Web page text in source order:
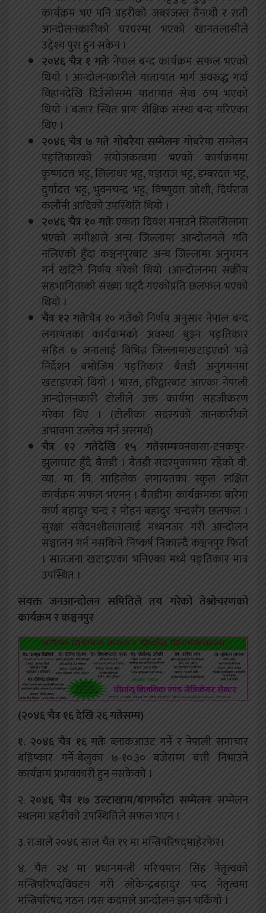
कार्यक्रम भए पनि प्रहरीको जबरजस्त तैनाथी र राती
आन्दोलनकारीको घरघरमा भएको खानतलासीले
उद्देश्य पुरा हुन सकेन ।
२०४६ चैत्र १ गतेःनेपाल बन्द कार्यक्रम सफल भएको
थियो । आन्दोलनकारीले यातायात मार्ग अवरुद्ध गर्दा
विहानदेखि दिउँसोसम्म यातायात सेवा ठप्प भएको
थियो । बजार स्थित प्रायः शैक्षिक संस्था बन्द गरिएका
थिए ।
२०४६ चैत्र ७ गते गोबरैया सम्मेलनःगोबरैया सम्मेलन
पङ्तिकारको संयोजकत्वमा भएको कार्यक्रममा
कृष्णदत्त भट्ट, लिलाधर भट्ट, यज्ञराज भट्ट, डम्बरदत्त भट्ट,
दुर्गादत्त भट्ट, भुवनचन्द्र भट्ट, विष्णुदत्त जोशी, दिर्घराज
कलौनी आदिको उपस्थिति थियो ।
२०४६ चैत्र १० गतेःएकता दिवश मनाउने सिलसिलामा
भएको समीक्षाले अन्य जिल्लामा आन्दोलनले गति
नलिएको हुँदा कञ्चनपुरबाट अन्य जिल्लामा अनुगमन
गर्न खटिने निर्णय गरेको थियो ।आन्दोलनमा सक्रीय
सहभागिताको संख्या घट्दै गएकोप्रति छलफल भएको
थियो ।
चैत्र १२ गतेःचैत्र १० गतेको निर्णय अनुसार नेपाल बन्द
लगायतका कार्यक्रमको अवस्था बुझ्न पङ्तिकार
सहित ७ जनालाई विभिन्न जिल्लामाखटाइएको भन्ने
निर्देशन बमोजिम पङ्तिकार बैतडी अनुगमनमा
खटाइएको थियो । भारत, हरिद्वारबाट आएका नेपाली
आन्दोलनकारी टोलीले उक्त कार्यमा सहजीकरण
गरेका थिए । (टोलीका सदस्यको जानकारीको
अभावमा उल्लेख गर्न असमर्थ)
चैत्र १२ गतेदेखि १५ गतेसम्मःवनवासा-टनकपुर-
झुलाघाट हुँदै बैतडी । बैतडी सदरमुकाममा रहेको वी.
व्या. मा. वि. साहिलेक लगायतका स्कुल लक्षित
कार्यक्रम सफल भएनन् । बैतडीमा कार्यक्रमका बारेमा
कर्ण बहादुर चन्द र मोहन बहादुर चन्दसँग छलफल ।
सुरक्षा संवेदनशीलतालाई मध्यनजर गरी आन्दोलन
सञ्चालन गर्न नसकिने निष्कर्ष निकाल्दै कञ्चनपुर फिर्ता
। सातजना खटाइएका भनिएका मध्ये पङ्तिकार मात्र
उपस्थित ।
संयक्त जनआन्दोलन समितिले तय गरेको तेश्रोचरणको
कार्यक्रम र कञ्चनपुर
(२०४६ चैत्र १६ देखि २६ गतेसम्म)
१. २०४६ चैत्र १६ गतेः ब्लाकआउट गर्ने र नेपाली समाचार
बहिष्कार गर्ने-बेलुका ७-१०.३० बजेसम्म बत्ती निभाउने
कार्यक्रम प्रभावकारी हुन नसकेको ।
२. २०४६ चैत्र १७ उल्टाखाम/बागफाँटा सम्मेलनःसम्मेलन
स्थलमा प्रहरीको उपस्थितिले सफल भएन ।
३. राजाले २०४६ साल चैत १९ मा मन्त्रिपरिषद्‍माहेरफेर।
४. चैत २४ मा प्रधानमन्त्री मरिचमान सिंह नेतृत्वको
मन्त्रिपरिषदविघटन गरी लोकेन्द्रबहादुर चन्द नेतृत्वमा
मन्त्रिपरिषद गठन ।यस कदमले आन्दोलन झन चर्कियो ।